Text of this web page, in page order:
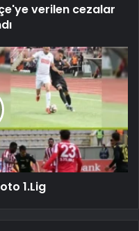
verilen cezalar
1.Lig